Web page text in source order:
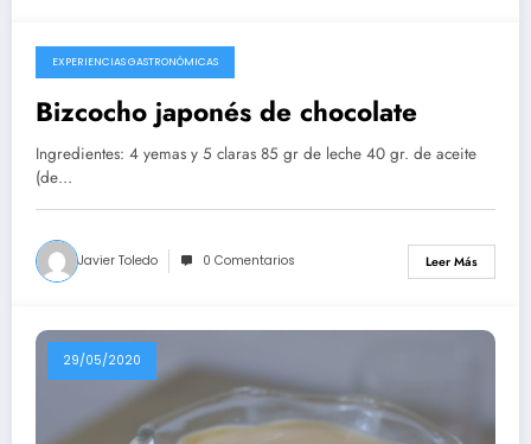
10/08/2020
EXPERIENCIAS GASTRONÓMICAS
Bizcocho japonés de chocolate
Ingredientes: 4 yemas y 5 claras 85 gr de leche 40 gr. de aceite
(de…
Javier Toledo 0 Comentarios Leer Más
29/05/2020